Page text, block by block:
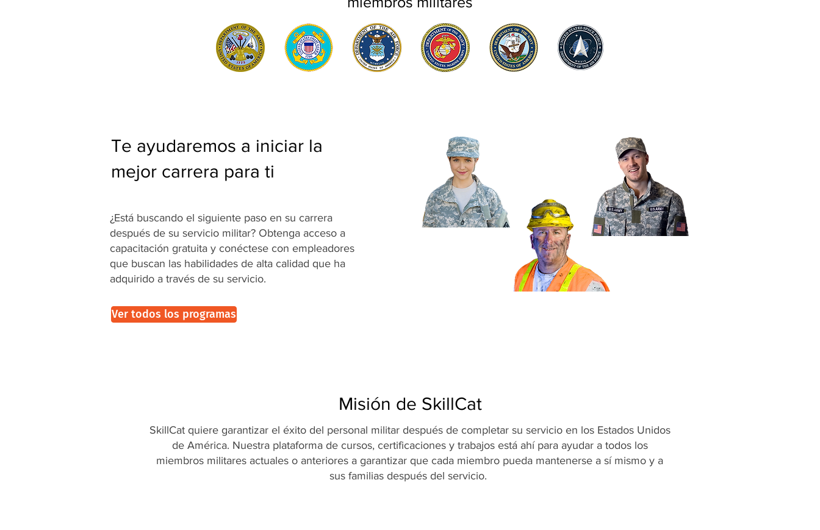
Te ayudaremos a iniciar la
mejor carrera para ti
¿Está buscando el siguiente paso en su carrera
después de su servicio militar? Obtenga acceso a
capacitación gratuita y conéctese con empleadores
que buscan las habilidades de alta calidad que ha
adquirido a través de su servicio.
Ver todos los programas
Misión de SkillCat
SkillCat quiere garantizar el éxito del personal militar después de completar su servicio en los Estados Unidos
de América. Nuestra plataforma de cursos, certificaciones y trabajos está ahí para ayudar a todos los
miembros militares actuales o anteriores a garantizar que cada miembro pueda mantenerse a sí mismo y a
sus familias después del servicio.